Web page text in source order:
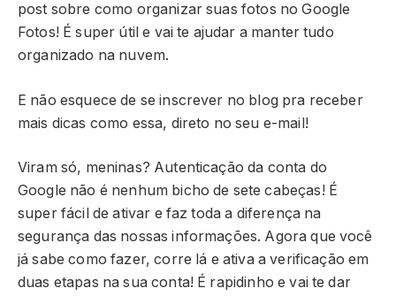
post sobre como organizar suas fotos no Google
Fotos! É super útil e vai te ajudar a manter tudo
organizado na nuvem.
E não esquece de se inscrever no blog pra receber
mais dicas como essa, direto no seu e-mail!
Viram só, meninas? Autenticação da conta do
Google não é nenhum bicho de sete cabeças! É
super fácil de ativar e faz toda a diferença na
segurança das nossas informações. Agora que você
já sabe como fazer, corre lá e ativa a verificação em
duas etapas na sua conta! É rapidinho e vai te dar